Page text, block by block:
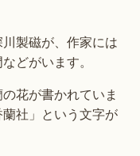
製磁が、作家には
どがいます。
花が書かれていま
社」という文字が